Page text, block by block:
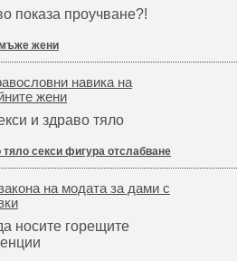
показа проучване?!
жени
навика на
жени
и здраво тяло
тяло секси фигура отслабване
на модата за дами с
носите горещите